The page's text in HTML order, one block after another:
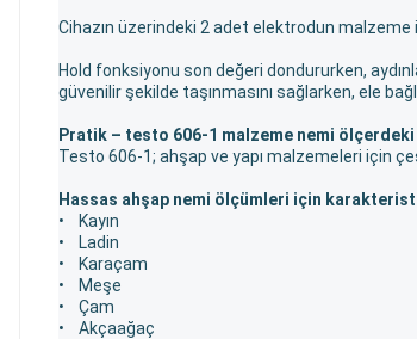
Cihazın üzerindeki 2 adet elektrodun malzeme
Hold fonksiyonu son değeri dondururken,
güvenilir şekilde taşınmasını sağlarken, ele
Pratik – testo 606-1 malzeme nemi
Testo 606-1; ahşap ve yapı malzemeleri için
Hassas ahşap nemi ölçümleri için
• Kayın
• Ladin
• Karaçam
• Meşe
• Çam
• Akçaağaç